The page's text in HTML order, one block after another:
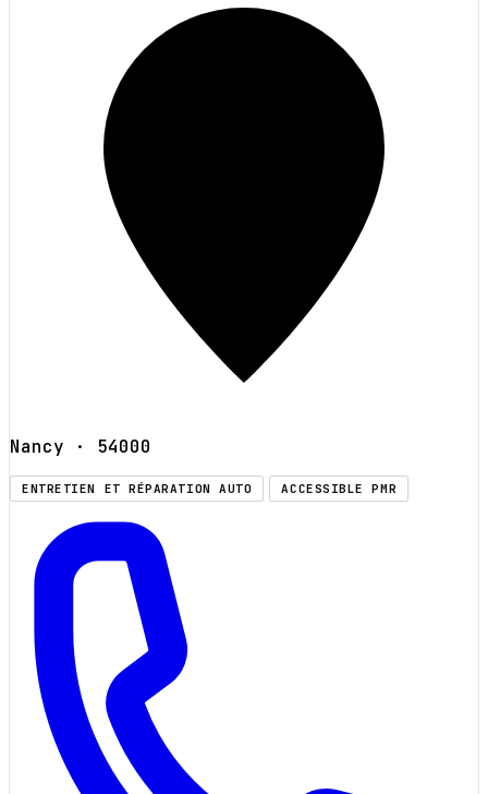
Nancy · 54000
ENTRETIEN ET RÉPARATION AUTO ACCESSIBLE PMR